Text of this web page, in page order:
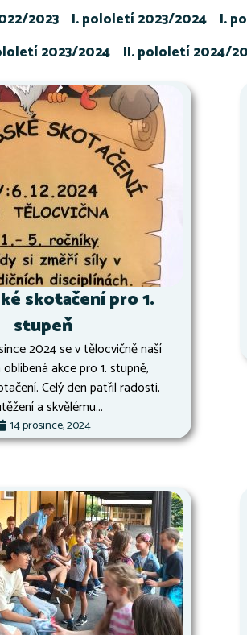
2023 I. pololetí 2023/2024 I.
2023/2024 II. pololetí 2024/
skotačení pro 1.
stupeň
2024 se v tělocvičně naší
akce pro 1. stupně,
Celý den patřil radosti,
a skvělému...
14 prosince, 2024